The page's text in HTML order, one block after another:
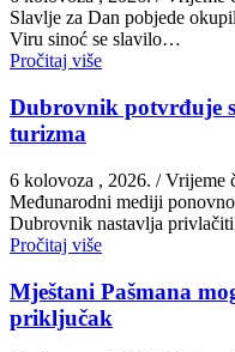
Slavlje za Dan pobjede
Viru sinoć se slavilo…
Pročitaj više
Dubrovnik potvrđuje
turizma
6 kolovoza , 2026. / Vrijeme
Međunarodni mediji
Dubrovnik nastavlja
Pročitaj više
Mještani Pašmana
priključak